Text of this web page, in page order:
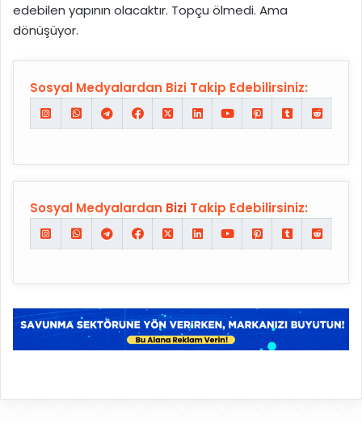
edebilen yapının olacaktır. Topçu ölmedi. Ama
dönüşüyor.
Sosyal Medyalardan Bizi Takip Edebilirsiniz:
Sosyal Medyalardan Bizi Takip Edebilirsiniz: